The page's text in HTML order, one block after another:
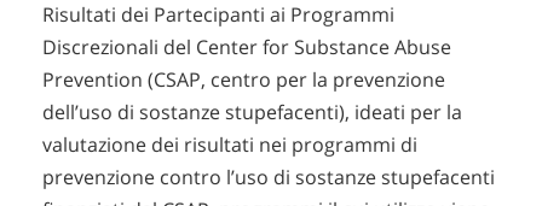
Risultati dei Partecipanti ai Programmi
Discrezionali del Center for Substance Abuse
Prevention (CSAP, centro per la prevenzione
dell’uso di sostanze stupefacenti), ideati per la
valutazione dei risultati nei programmi di
prevenzione contro l’uso di sostanze stupefacenti